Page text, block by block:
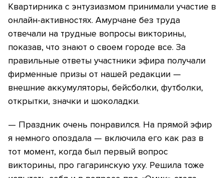
Квартирника с энтузиазмом принимали участие в
онлайн-активностях. Амурчане без труда
отвечали на трудные вопросы викторины,
показав, что знают о своем городе все. За
правильные ответы участники эфира получали
фирменные призы от нашей редакции —
внешние аккумуляторы, бейсболки, футболки,
открытки, значки и шоколадки.
— Праздник очень понравился. На прямой эфир
я немного опоздала — включила его как раз в
тот момент, когда был первый вопрос
викторины, про гагаринскую уху. Решила тоже